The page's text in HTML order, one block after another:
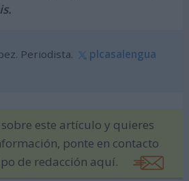
Periodista.
plcasalengua
este artículo y quieres
ponte en contacto
de redacción aquí.